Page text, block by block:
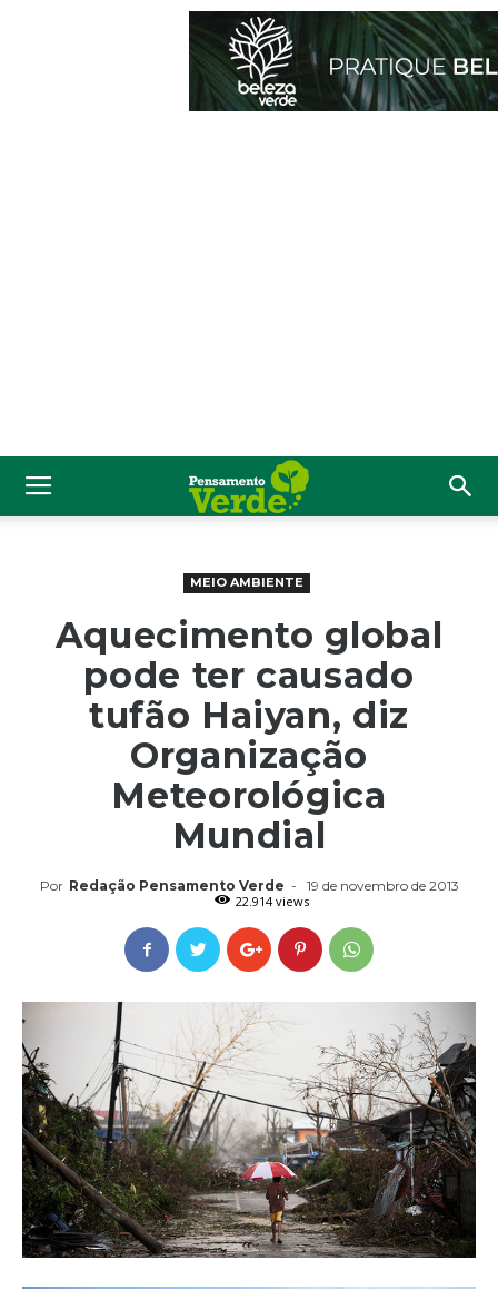
MEIO AMBIENTE
Aquecimento global
pode ter causado
tufão Haiyan, diz
Organização
Meteorológica
Mundial
Por Redação Pensamento Verde -
19 de novembro de 2013
22.914 views